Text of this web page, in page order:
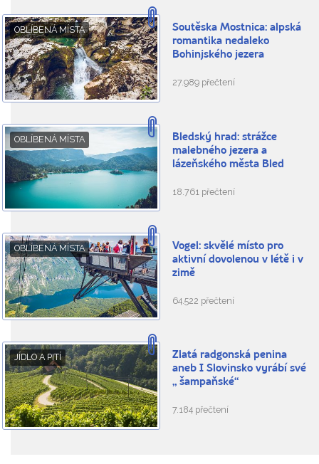
OBLÍBENÁ MÍSTA
Soutěska Mostnica: alpská
romantika nedaleko
Bohinjského jezera
27.989 přečtení
OBLÍBENÁ MÍSTA
Bledský hrad: strážce
malebného jezera a
lázeňského města Bled
18.761 přečtení
OBLÍBENÁ MÍSTA
Vogel: skvělé místo pro
aktivní dovolenou v létě i v
zimě
64.522 přečtení
JÍDLO A PITÍ
Zlatá radgonská penina
aneb I Slovinsko vyrábí své
„ šampaňské“
7.184 přečtení